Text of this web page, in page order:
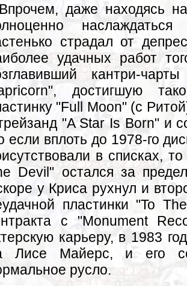
Впрочем, даже находясь
страдал от
удачных работ
кантри-
достигшую
"Full Moon" (с
"A Star Is Born" и
если вплоть до 1978-го
в списках,
Devil" остался за
у Криса рухнул и
пластинки "To
с "Monument
карьеру, в 1983
Лисе Майерс, и его
русло.